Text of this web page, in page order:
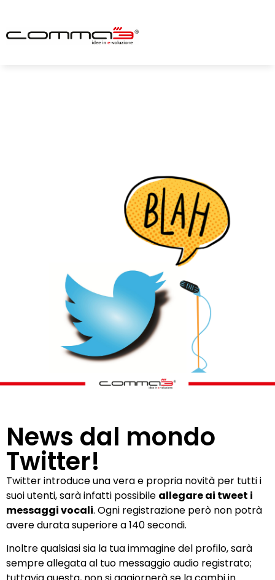
News dal mondo
Twitter!
Twitter introduce una vera e propria novità per tutti i
suoi utenti, sarà infatti possibile allegare ai tweet i
messaggi vocali. Ogni registrazione però non potrà
avere durata superiore a 140 secondi.
Inoltre qualsiasi sia la tua immagine del profilo, sarà
sempre allegata al tuo messaggio audio registrato;